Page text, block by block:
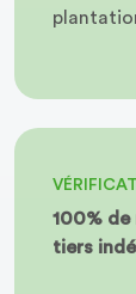
100% de
tiers